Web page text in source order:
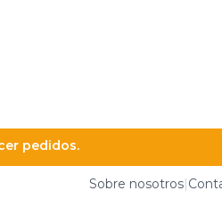
pedidos.
Sobre nosotros